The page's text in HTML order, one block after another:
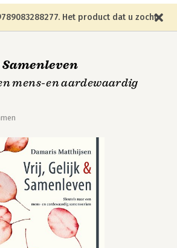
Het product dat u zocht
leverbaar en is vervangen door de
mens-en aardewaardig